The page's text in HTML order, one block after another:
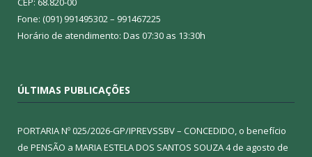
Fone: (091) 991495302 – 991467225
Horário de atendimento: Das 07:30 as 13:30h
ÚLTIMAS PUBLICAÇÕES
PORTARIA Nº 025/2026-GP/IPREVSSBV – CONCEDIDO, o benefício
de PENSÃO a MARIA ESTELA DOS SANTOS SOUZA4 de agosto de